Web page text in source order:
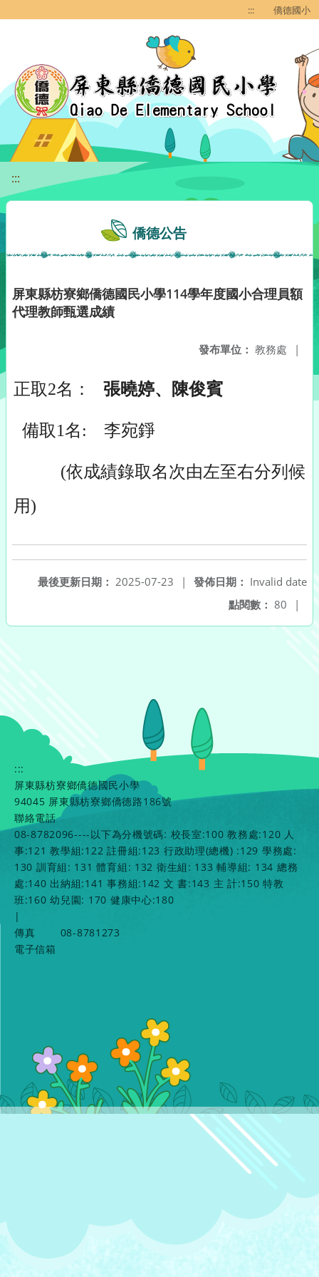
::: 僑德國小
:::
僑德公告
屏東縣枋寮鄉僑德國民小學114學年度國小合理員額
代理教師甄選成績
發布單位： 教務處 |
正取2名： 張曉婷、 陳俊賓
備取1名 : 李宛錚
(依成績錄取名次由左至右分列候
用)
發佈日期： Invalid date
最後更新日期： 2025-07-23
|
點閱數： 80 |
:::
屏東縣枋寮鄉僑德國民小學
94045 屏東縣枋寮鄉僑德路186號
聯絡電話
08-8782096----以下為分機號碼: 校長室:100 教務處:120 人
事:121 教學組:122 註冊組:123 行政助理(總機) :129 學務處:
130 訓育組: 131 體育組: 132 衛生組: 133 輔導組: 134 總務
處:140 出納組:141 事務組:142 文 書:143 主 計:150 特教
班:160 幼兒園: 170 健康中心:180
|
傳真
08-8781273
電子信箱